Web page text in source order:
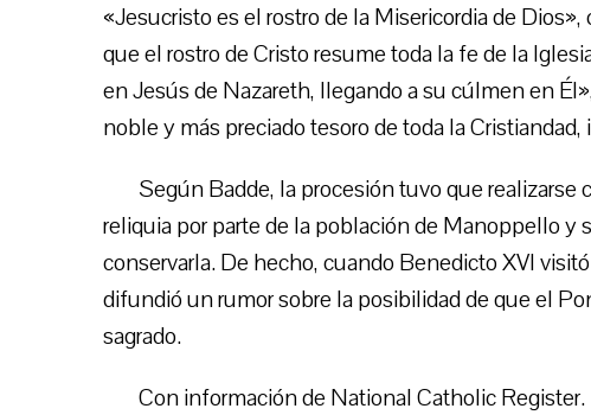
«Jesucristo es el rostro de la Misericordia de
que el rostro de Cristo resume toda la fe de la
en Jesús de Nazareth, llegando a su cúlmen en
noble y más preciado tesoro de toda la
Según Badde, la procesión tuvo que realizarse
reliquia por parte de la población de Manoppello y
conservarla. De hecho, cuando Benedicto XVI
difundió un rumor sobre la posibilidad de que el
sagrado.
Con información de National Catholic Register.